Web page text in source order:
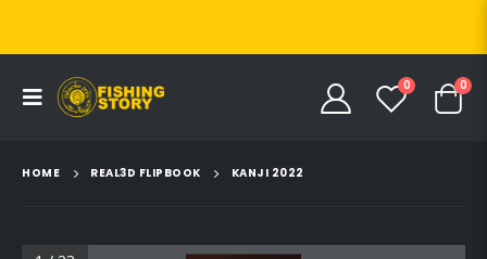
0 0
HOME REAL3D FLIPBOOK KANJI 2022